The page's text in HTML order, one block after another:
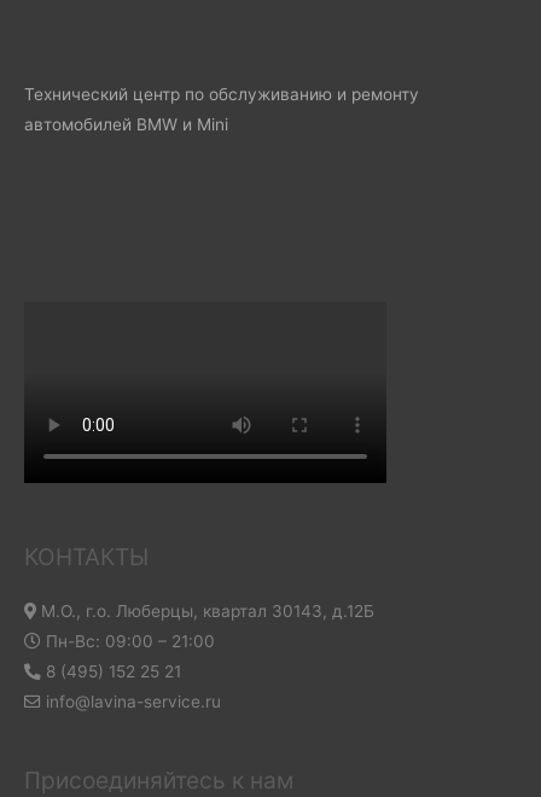
Технический центр по обслуживанию и ремонту
автомобилей BMW и Mini
КОНТАКТЫ
М.О., г.о. Люберцы, квартал 30143, д.12Б
Пн-Вс: 09:00 – 21:00
8 (495) 152 25 21
info@lavina-service.ru
Присоединяйтесь к нам